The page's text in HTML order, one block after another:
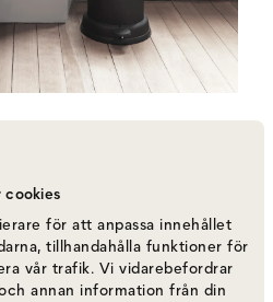
cookies
för att anpassa innehållet
tillhandahålla funktioner för
vår trafik. Vi vidarebefordrar
annan information från din
favoriter